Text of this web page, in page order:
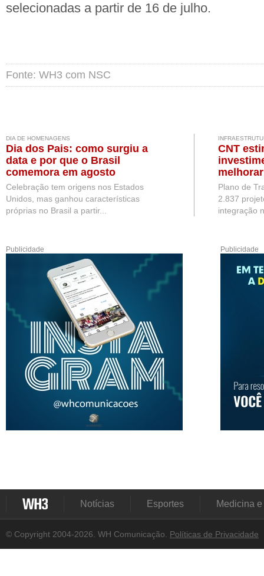
selecionadas a partir de 16 de julho.
Fonte: WH3 com NSC
DIA DE HOMENAGENS
Dia dos Pais: como surgiu a
data e por que o Brasil
comemora em agosto
Celebração tem origens nos Estados
Unidos, mas ganhou características
próprias no Brasil a partir...
CNT
Brasil
Plano de
2.837
integração
Publicidade Publicidade
Notícias Esportes Medicina
© Copyright 2004-2026. WH Comunicação. Políticas de Privacidade